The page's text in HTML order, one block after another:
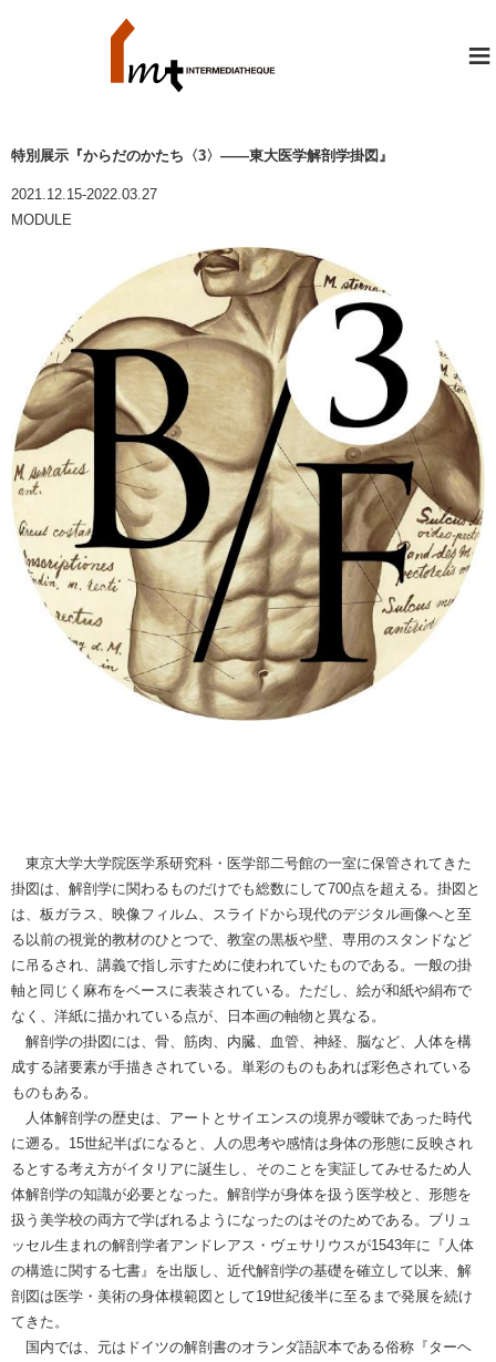
≡
特別展示『からだのかたち〈3〉――東大医学解剖学掛図』
2021.12.15-2022.03.27
MODULE
東京大学大学院医学系研究科・医学部二号館の一室に保管されてきた
掛図は、解剖学に関わるものだけでも総数にして700点を超える。掛図と
は、板ガラス、映像フィルム、スライドから現代のデジタル画像へと至
る以前の視覚的教材のひとつで、教室の黒板や壁、専用のスタンドなど
に吊るされ、講義で指し示すために使われていたものである。一般の掛
軸と同じく麻布をベースに表装されている。ただし、絵が和紙や絹布で
なく、洋紙に描かれている点が、日本画の軸物と異なる。
解剖学の掛図には、骨、筋肉、内臓、血管、神経、脳など、人体を構
成する諸要素が手描きされている。単彩のものもあれば彩色されている
ものもある。
人体解剖学の歴史は、アートとサイエンスの境界が曖昧であった時代
に遡る。15世紀半ばになると、人の思考や感情は身体の形態に反映され
るとする考え方がイタリアに誕生し、そのことを実証してみせるため人
体解剖学の知識が必要となった。解剖学が身体を扱う医学校と、形態を
扱う美学校の両方で学ばれるようになったのはそのためである。ブリュ
ッセル生まれの解剖学者アンドレアス・ヴェサリウスが1543年に『人体
の構造に関する七書』を出版し、近代解剖学の基礎を確立して以来、解
剖図は医学・美術の身体模範図として19世紀後半に至るまで発展を続け
てきた。
国内では、元はドイツの解剖書のオランダ語訳本である俗称『ターヘ